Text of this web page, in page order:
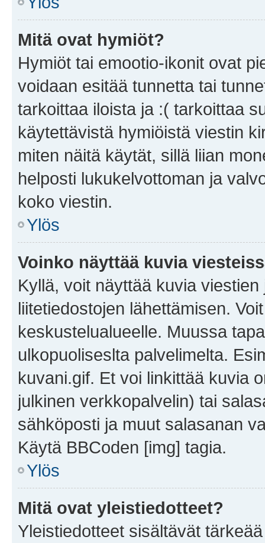
Mitä ovat hymiöt?
Hymiöt tai emootio-ikonit ovat
voidaan esitää tunnetta tai
tarkoittaa iloista ja :( tarkoittaa
käytettävistä hymiöistä viestin
miten näitä käytät, sillä liian
helposti lukukelvottoman ja
koko viestin.
Ylös
Voinko näyttää kuvia
Kyllä, voit näyttää kuvia
liitetiedostojen lähettämisen.
keskustelualueelle. Muussa
ulkopuoliseslta palvelimelta.
kuvani.gif. Et voi linkittää kuvia
julkinen verkkopalvelin) tai
sähköposti ja muut salasanan
Käytä BBCoden [img] tagia.
Ylös
Mitä ovat yleistiedotteet?
Yleistiedotteet sisältävät